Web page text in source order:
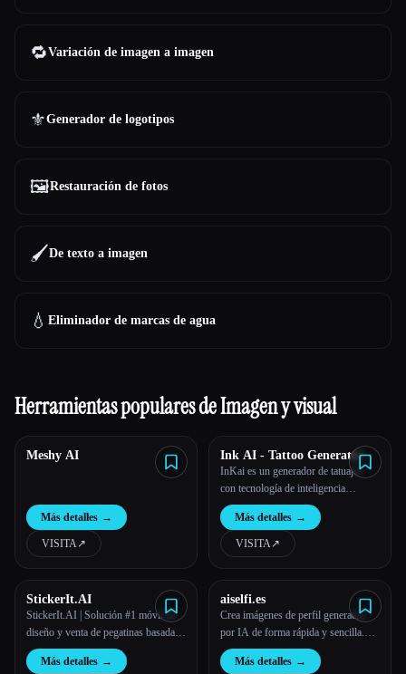
🔁Variación de imagen a imagen
⚜️Generador de logotipos
🖼️Restauración de fotos
🖌️De texto a imagen
💧 Eliminador de marcas de agua
Herramientas populares de Imagen y visual
Meshy AI
Más detalles →
VISITA↗︎
Ink AI - Tattoo Generator
InKai es un generador de tatuajes
con tecnología de inteligencia
artificial que crea diseños de tatuajes
personalizados en función de los
comentarios de los usuarios.
Más detalles →
VISITA↗︎
StickerIt.AI
StickerIt.AI | Solución #1 móvil de
diseño y venta de pegatinas basada
en IA
Más detalles →
aiselfi.es
Crea imágenes de perfil generadas
por IA de forma rápida y sencilla.
Usa nuestra herramienta para crear
imágenes de perfil de IA
Más detalles →